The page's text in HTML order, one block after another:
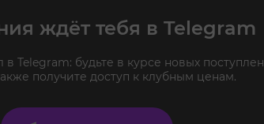
ждёт тебя в Telegram
Telegram: будьте в курсе новых
получите доступ к клубным ценам.